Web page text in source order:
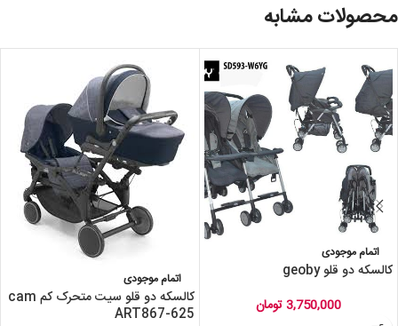
محصولات مشابه
اتمام موجودی
کالسکه دو قلو geoby
3,750,000 تومان
اتمام موجودی
کالسکه دو قلو سیت متحرک کم cam
ART867-625